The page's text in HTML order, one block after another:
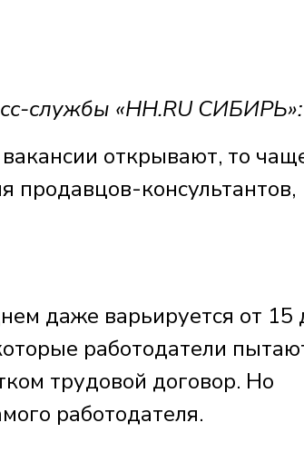
службы «HH.RU СИБИРЬ»:
вакансии открывают, то
продавцов-консультантов,
даже варьируется от 15
работодатели
трудовой договор. Но
работодателя.